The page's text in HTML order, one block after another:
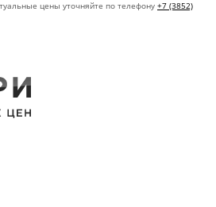
цены уточняйте по телефону +7 (3852)